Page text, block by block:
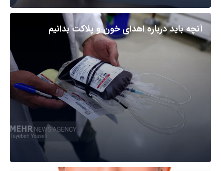
آنچه باید درباره اهدای خون و پلاکت بدانیم